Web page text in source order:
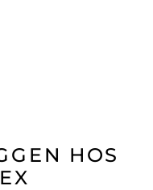
HOS